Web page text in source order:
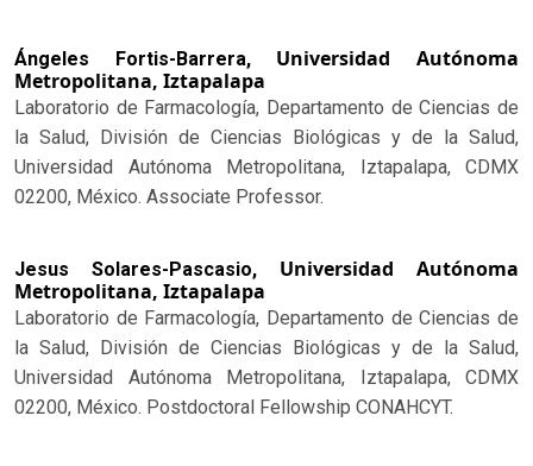
Ángeles Fortis-Barrera, Universidad Autónoma
Metropolitana, Iztapalapa
Laboratorio de Farmacología, Departamento de Ciencias de
la Salud, División de Ciencias Biológicas y de la Salud,
Universidad Autónoma Metropolitana, Iztapalapa, CDMX
02200, México. Associate Professor.
Jesus Solares-Pascasio, Universidad Autónoma
Metropolitana, Iztapalapa
Laboratorio de Farmacología, Departamento de Ciencias de
la Salud, División de Ciencias Biológicas y de la Salud,
Universidad Autónoma Metropolitana, Iztapalapa, CDMX
02200, México. Postdoctoral Fellowship CONAHCYT.